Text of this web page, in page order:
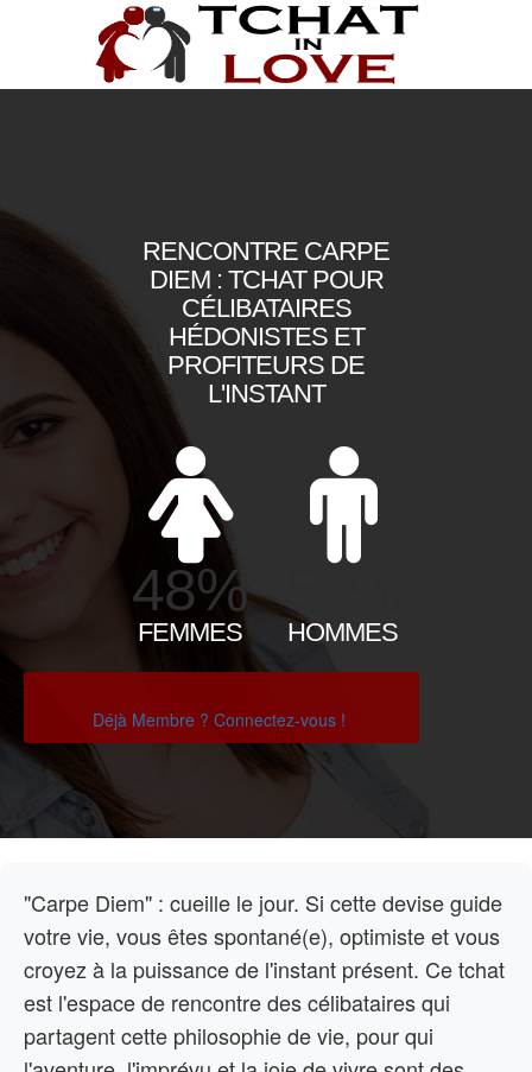
RENCONTRE CARPE
DIEM : TCHAT POUR
CÉLIBATAIRES
HÉDONISTES ET
PROFITEURS DE
L'INSTANT
48%
FEMMES
52%
HOMMES
Déjà Membre ? Connectez-vous !
"Carpe Diem" : cueille le jour. Si cette devise guide
votre vie, vous êtes spontané(e), optimiste et vous
croyez à la puissance de l'instant présent. Ce tchat
est l'espace de rencontre des célibataires qui
partagent cette philosophie de vie, pour qui